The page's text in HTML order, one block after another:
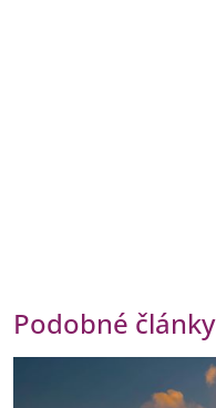
Podobné články